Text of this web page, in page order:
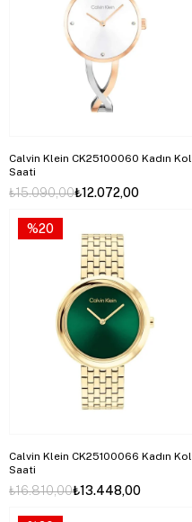
Calvin Klein CK25100060 Kadın Kol
Saati
₺12.072,00
₺15.090,00
Calvin Klein CK25100066 Kadın Kol
Saati
₺13.448,00
₺16.810,00
%20